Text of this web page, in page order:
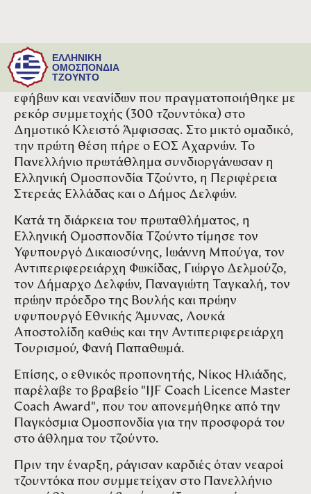
ΕΛΛΗΝΙΚΗ
ΟΜΟΣΠΟΝΔΙΑ
ΤΖΟΥΝΤΟ
Ο Φίλιππος Αμυνταίου στα αγόρια και η
Βικτώρια Θεσσαλονίκης στα κορίτσια,
πρώτευσαν στο Πανελλήνιο πρωτάθλημα
εφήβων και νεανίδων που πραγματοποιήθηκε με
ρεκόρ συμμετοχής (300 τζουντόκα) στο
Δημοτικό Κλειστό Άμφισσας. Στο μικτό ομαδικό,
την πρώτη θέση πήρε ο ΕΟΣ Αχαρνών. Το
Πανελλήνιο πρωτάθλημα συνδιοργάνωσαν η
Ελληνική Ομοσπονδία Τζούντο, η Περιφέρεια
Στερεάς Ελλάδας και ο Δήμος Δελφών.
Κατά τη διάρκεια του πρωταθλήματος, η
Ελληνική Ομοσπονδία Τζούντο τίμησε τον
Υφυπουργό Δικαιοσύνης, Ιωάννη Μπούγα, τον
Αντιπεριφερειάρχη Φωκίδας, Γιώργο Δελμούζο,
τον Δήμαρχο Δελφών, Παναγιώτη Ταγκαλή, τον
πρώην πρόεδρο της Βουλής και πρώην
υφυπουργό Εθνικής Άμυνας, Λουκά
Αποστολίδη καθώς και την Αντιπεριφερειάρχη
Τουρισμού, Φανή Παπαθωμά.
Επίσης, ο εθνικός προπονητής, Νίκος Ηλιάδης,
παρέλαβε το βραβείο "IJF Coach Licence Master
Coach Award", που του απονεμήθηκε από την
Παγκόσμια Ομοσπονδία για την προσφορά του
στο άθλημα του τζούντο.
Πριν την έναρξη, ράγισαν καρδιές όταν νεαροί
τζουντόκα που συμμετείχαν στο Πανελλήνιο